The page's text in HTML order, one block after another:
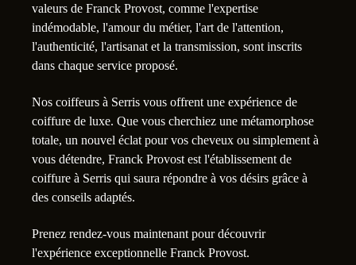
valeurs de Franck Provost, comme l'expertise
indémodable, l'amour du métier, l'art de l'attention,
l'authenticité, l'artisanat et la transmission, sont inscrits
dans chaque service proposé.
Nos coiffeurs à Serris vous offrent une expérience de
coiffure de luxe. Que vous cherchiez une métamorphose
totale, un nouvel éclat pour vos cheveux ou simplement à
vous détendre, Franck Provost est l'établissement de
coiffure à Serris qui saura répondre à vos désirs grâce à
des conseils adaptés.
Prenez rendez-vous maintenant pour découvrir
l'expérience exceptionnelle Franck Provost.